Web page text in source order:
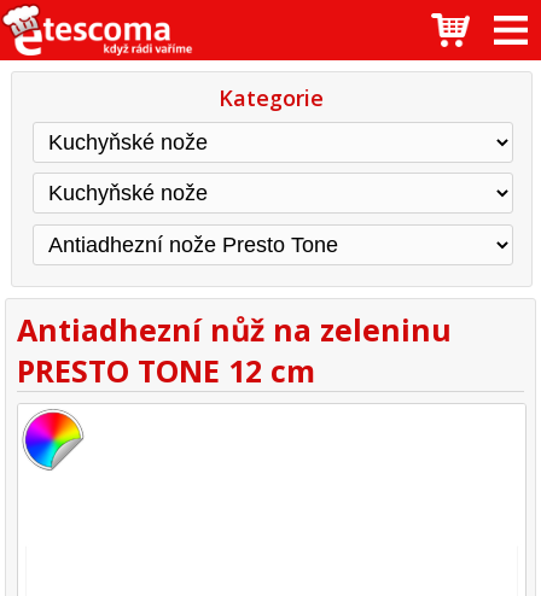
Kategorie
Antiadhezní nůž na zeleninu
PRESTO TONE 12 cm